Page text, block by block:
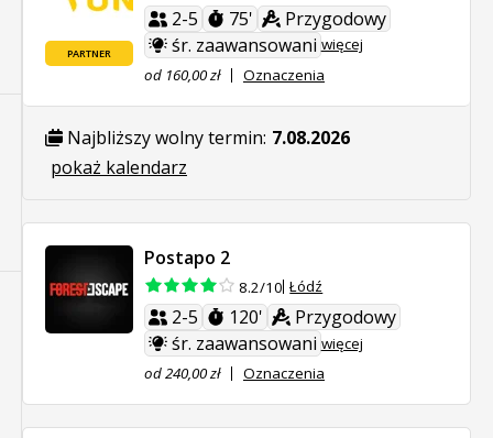
PARTNER
2-5 75'
Przygodowy
śr. zaawansowani więcej
od 160,00 zł
Oznaczenia
Najbliższy wolny termin: 7.08.2026
pokaż kalendarz
Postapo 2
8.2/10 Łódź
2-5 120'
Przygodowy
śr. zaawansowani więcej
od 240,00 zł
Oznaczenia